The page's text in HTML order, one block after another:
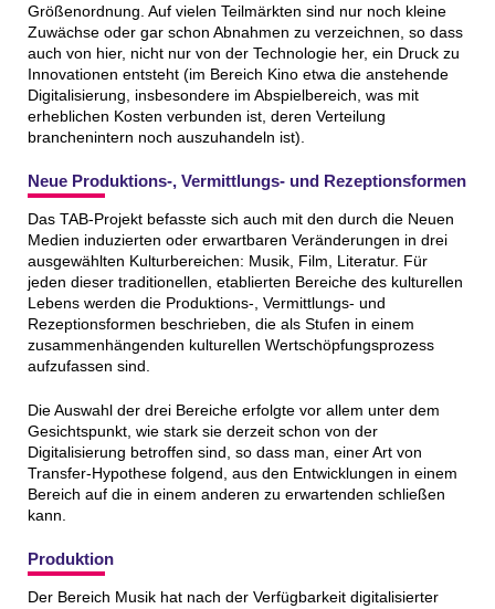
Größenordnung. Auf vielen Teilmärkten sind nur noch kleine
Zuwächse oder gar schon Abnahmen zu verzeichnen, so dass
auch von hier, nicht nur von der Technologie her, ein Druck zu
Innovationen entsteht (im Bereich Kino etwa die anstehende
Digitalisierung, insbesondere im Abspielbereich, was mit
erheblichen Kosten verbunden ist, deren Verteilung
branchenintern noch auszuhandeln ist).
Neue Produktions-, Vermittlungs- und Rezeptionsformen
Das TAB-Projekt befasste sich auch mit den durch die Neuen
Medien induzierten oder erwartbaren Veränderungen in drei
ausgewählten Kulturbereichen: Musik, Film, Literatur. Für
jeden dieser traditionellen, etablierten Bereiche des kulturellen
Lebens werden die Produktions-, Vermittlungs- und
Rezeptionsformen beschrieben, die als Stufen in einem
zusammenhängenden kulturellen Wertschöpfungsprozess
aufzufassen sind.
Die Auswahl der drei Bereiche erfolgte vor allem unter dem
Gesichtspunkt, wie stark sie derzeit schon von der
Digitalisierung betroffen sind, so dass man, einer Art von
Transfer-Hypothese folgend, aus den Entwicklungen in einem
Bereich auf die in einem anderen zu erwartenden schließen
kann.
Produktion
Der Bereich Musik hat nach der Verfügbarkeit digitalisierter